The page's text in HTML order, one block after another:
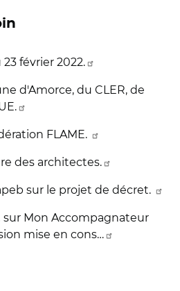
23 février 2022.
d'Amorce, du CLER, de
FLAME.
des architectes.
sur le projet de décret.
Mon Accompagnateur
mise en cons…